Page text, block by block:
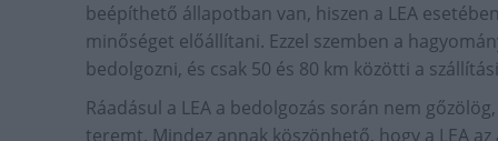
beépíthető állapotban van, hiszen a LEA
minőséget előállítani. Ezzel szemben a
bedolgozni, és csak 50 és 80 km közötti a
Ráadásul a LEA a bedolgozás során nem
teremt. Mindez annak köszönhető, hogy a LEA